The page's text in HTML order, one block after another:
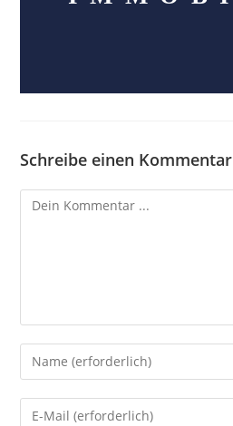
Schreibe einen Kommentar
Kommentieren
Gib
deinen
Namen
oder
Gib